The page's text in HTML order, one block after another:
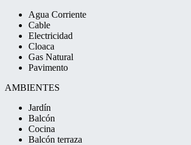
Agua Corriente
Cable
Electricidad
Cloaca
Gas Natural
Pavimento
AMBIENTES
Jardín
Balcón
Cocina
Balcón terraza